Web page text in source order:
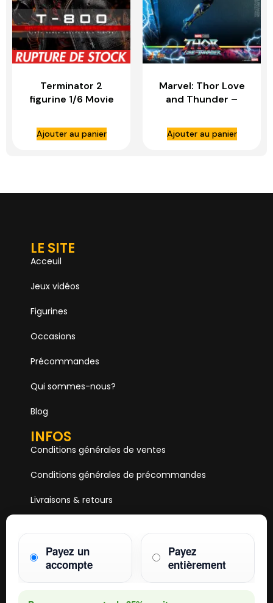
Payez un
accompte
Payez
entièrement
Terminator 2
figurine 1/6 Movie
Battle Damaged
Version 2.0 – HOT
Ajouter au panier
Marvel: Thor Love
and Thunder –
Figure – HOT TOYS
Ajouter au panier
LE SITE
Acceuil
Jeux vidéos
Figurines
Occasions
Précommandes
Qui sommes-nous?
Blog
INFOS
Conditions générales de ventes
Conditions générales de précommandes
Livraisons & retours
Paiements
HOBBY ONE